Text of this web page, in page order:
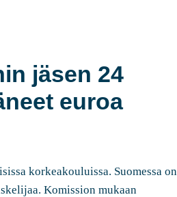
jäsen 24
euroa
korkeakouluissa. Suomessa on
Komission mukaan